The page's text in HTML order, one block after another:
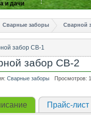
и дачи
Сварные заборы Сварной
забор СВ-1
забор СВ-2
Сварные заборы Просмотров:
Прайс-лист